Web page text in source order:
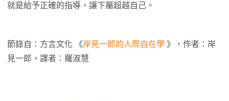
就是給予正確的指導，讓下屬超越自己。
節錄自：方言文化 《岸見一郎的人際自在學 》，作者：岸
見一郎，譯者：羅淑慧